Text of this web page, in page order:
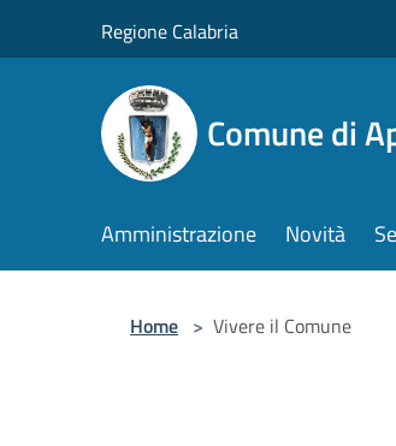
Regione Calabria
Comune di
Amministrazione Novità
Home > Vivere il Comune